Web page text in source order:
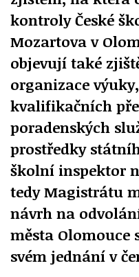
kontroly České
Mozartova v
objevují také
organizace
kvalifikačních
poradenských
prostředky
školní inspektor
tedy Magistrátu
návrh na
města Olomouce
svém jednání v